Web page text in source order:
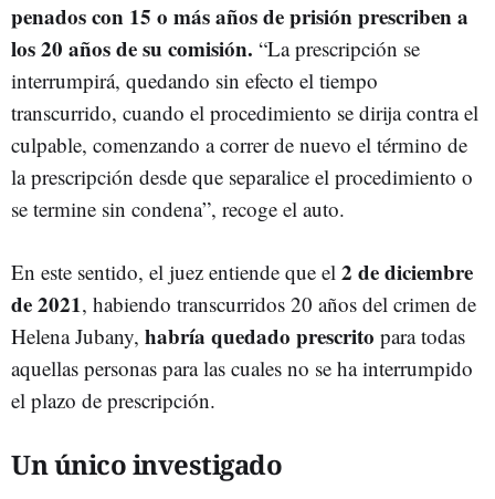
penados con 15 o más años de prisión prescriben a
los 20 años de su comisión. “La prescripción se
interrumpirá, quedando sin efecto el tiempo
transcurrido, cuando el procedimiento se dirija contra el
culpable, comenzando a correr de nuevo el término de
la prescripción desde que separalice el procedimiento o
se termine sin condena”, recoge el auto.
En este sentido, el juez entiende que el 2 de diciembre
de 2021, habiendo transcurridos 20 años del crimen de
Helena Jubany, habría quedado prescrito para todas
aquellas personas para las cuales no se ha interrumpido
el plazo de prescripción.
Un único investigado